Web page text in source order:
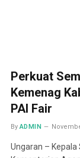
Perkuat
Kemenag
PAI Fair
By ADMIN
Ungaran –